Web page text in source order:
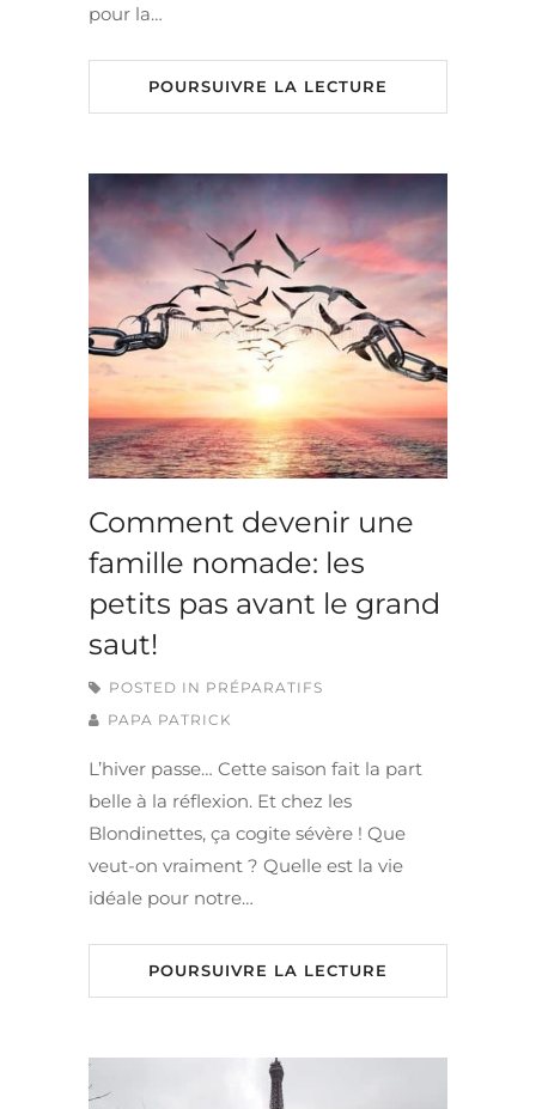
pour la…
POURSUIVRE LA LECTURE
Comment devenir une
famille nomade: les
petits pas avant le grand
saut!
POSTED IN PRÉPARATIFS
PAPA PATRICK
L’hiver passe… Cette saison fait la part
belle à la réflexion. Et chez les
Blondinettes, ça cogite sévère ! Que
veut-on vraiment ? Quelle est la vie
idéale pour notre…
POURSUIVRE LA LECTURE